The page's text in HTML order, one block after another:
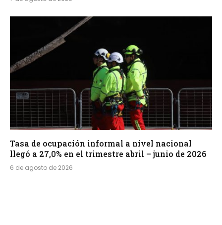
Tasa de ocupación informal a nivel nacional
llegó a 27,0% en el trimestre abril – junio de 2026
6 de agosto de 2026